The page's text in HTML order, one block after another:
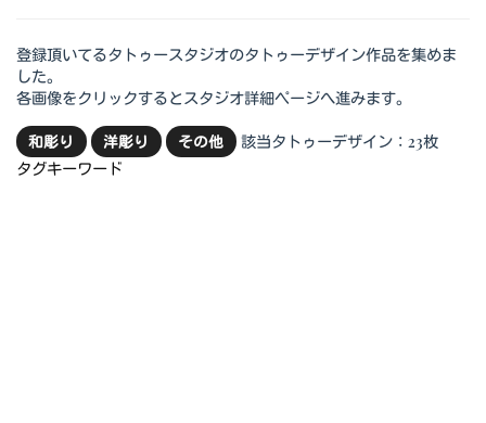
登録頂いてるタトゥースタジオのタトゥーデザイン作品を集めま
した。
各画像をクリックするとスタジオ詳細ページへ進みます。
和彫り 洋彫り その他
該当タトゥーデザイン：23枚
タグキーワード